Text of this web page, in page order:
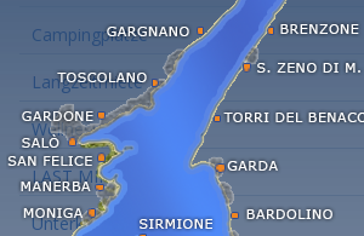
Campingplätze
Langzeitmiete
Wellness Hotel
LAST MINUTE
Unterkunft suchen...